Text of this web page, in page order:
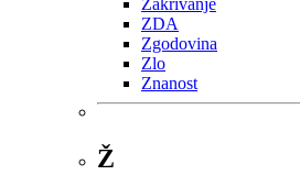
Zakrivanje
ZDA
Zgodovina
Zlo
Znanost
Ž